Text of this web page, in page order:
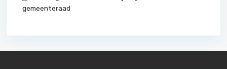
gemeenteraad